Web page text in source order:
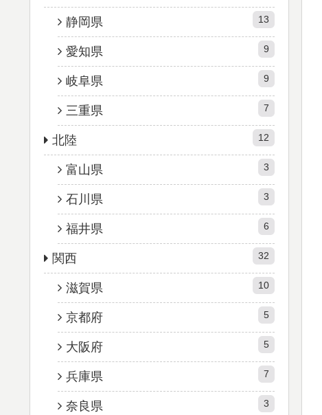
静岡県 13
愛知県 9
岐阜県 9
三重県 7
北陸 12
富山県 3
石川県 3
福井県 6
関西 32
滋賀県 10
京都府 5
大阪府 5
兵庫県 7
奈良県 3